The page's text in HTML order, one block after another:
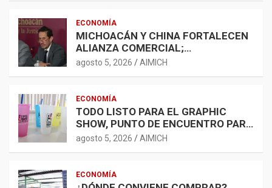
ECONOMÍA
MICHOACÁN Y CHINA FORTALECEN
ALIANZA COMERCIAL;
AGROINDUSTRIA, TECNOLOGÍA Y
agosto 5, 2026 AIMICH
ECONOMÍA
TODO LISTO PARA EL GRAPHIC
SHOW, PUNTO DE ENCUENTRO PARA
LA INDUSTRIA GRÁFICA Y EL
agosto 5, 2026 AIMICH
ECONOMÍA